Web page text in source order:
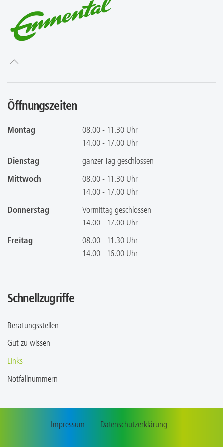
Öffnungszeiten
Montag
08.00 - 11.30 Uhr
14.00 - 17.00 Uhr
Dienstag
ganzer Tag geschlossen
Mittwoch
08.00 - 11.30 Uhr
14.00 - 17.00 Uhr
Donnerstag
Vormittag geschlossen
14.00 - 17.00 Uhr
Freitag
08.00 - 11.30 Uhr
14.00 - 16.00 Uhr
Schnellzugriffe
Beratungsstellen
Gut zu wissen
Links
Notfallnummern
Impressum Datenschutzerklärung